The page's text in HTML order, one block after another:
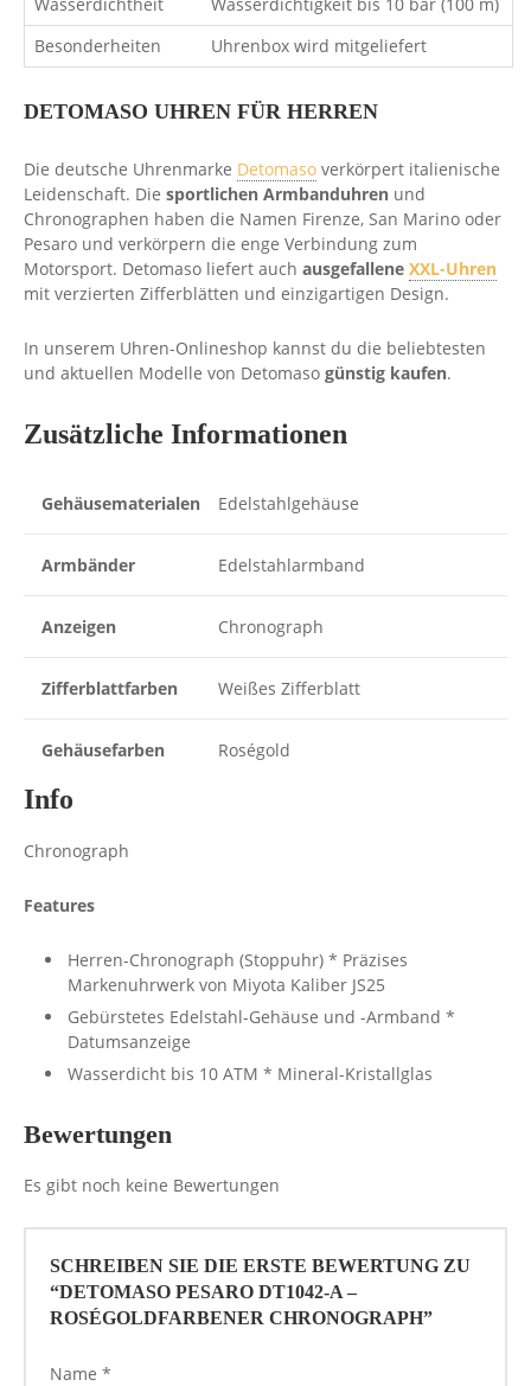
Besonderheiten
Uhrenbox wird mitgeliefert
DETOMASO UHREN FÜR HERREN
Die deutsche Uhrenmarke Detomaso verkörpert italienische
Leidenschaft. Die sportlichen Armbanduhren und
Chronographen haben die Namen Firenze, San Marino oder
Pesaro und verkörpern die enge Verbindung zum
Motorsport. Detomaso liefert auch ausgefallene XXL-Uhren
mit verzierten Zifferblätten und einzigartigen Design.
In unserem Uhren-Onlineshop kannst du die beliebtesten
und aktuellen Modelle von Detomaso günstig kaufen.
Zusätzliche Informationen
Gehäusematerialen Edelstahlgehäuse
Armbänder Edelstahlarmband
Anzeigen Chronograph
Zifferblattfarben Weißes Zifferblatt
Gehäusefarben Roségold
Info
Chronograph
Features
Herren-Chronograph (Stoppuhr) * Präzises
Markenuhrwerk von Miyota Kaliber JS25
Gebürstetes Edelstahl-Gehäuse und -Armband *
Datumsanzeige
Wasserdicht bis 10 ATM * Mineral-Kristallglas
Bewertungen
Es gibt noch keine Bewertungen
SCHREIBEN SIE DIE ERSTE BEWERTUNG ZU
“DETOMASO PESARO DT1042-A –
ROSÉGOLDFARBENER CHRONOGRAPH”
Name *